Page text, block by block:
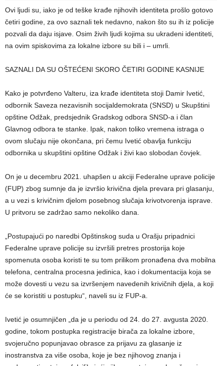
Ovi ljudi su, iako je od teške krađe njihovih identiteta prošlo gotovo
četiri godine, za ovo saznali tek nedavno, nakon što su ih iz policije
pozvali da daju isjave. Osim živih ljudi kojima su ukradeni identiteti,
na ovim spiskovima za lokalne izbore su bili i – umrli.
SAZNALI DA SU OŠTEĆENI SKORO ČETIRI GODINE KASNIJE
Kako je potvrđeno Valteru, iza krađe identiteta stoji Damir Ivetić,
odbornik Saveza nezavisnih socijaldemokrata (SNSD) u Skupštini
opštine Odžak, predsjednik Gradskog odbora SNSD-a i član
Glavnog odbora te stanke. Ipak, nakon toliko vremena istraga o
ovom slučaju nije okončana, pri čemu Ivetić obavlja funkciju
odbornika u skupštini opštine Odžak i živi kao slobodan čovjek.
On je u decembru 2021. uhapšen u akciji Federalne uprave policije
(FUP) zbog sumnje da je izvršio krivična djela prevara pri glasanju,
a u vezi s krivičnim djelom posebnog slučaja krivotvorenja isprave.
U pritvoru se zadržao samo nekoliko dana.
„Postupajući po naredbi Opštinskog suda u Orašju pripadnici
Federalne uprave policije su izvršili pretres prostorija koje
spomenuta osoba koristi te su tom prilikom pronađena dva mobilna
telefona, centralna procesna jedinica, kao i dokumentacija koja se
može dovesti u vezu sa izvršenjem navedenih krivičnih djela, a koji
će se koristiti u postupku“, naveli su iz FUP-a.
Ivetić je osumnjičen „da je u periodu od 24. do 27. avgusta 2020.
godine, tokom postupka registracije birača za lokalne izbore,
svojeručno popunjavao obrasce za prijavu za glasanje iz
inostranstva za više osoba, koje je bez njihovog znanja i